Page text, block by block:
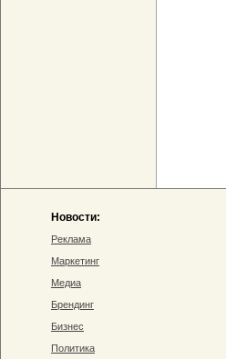
Новости:
Реклама
Маркетинг
Медиа
Брендинг
Бизнес
Политика